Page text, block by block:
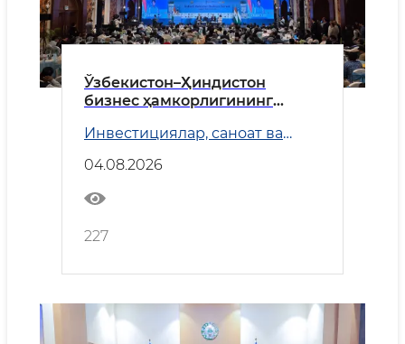
Ўзбекистон–Ҳиндистон
бизнес ҳамкорлигининг
Инвестициялар, саноат ва
04.08.2026
227